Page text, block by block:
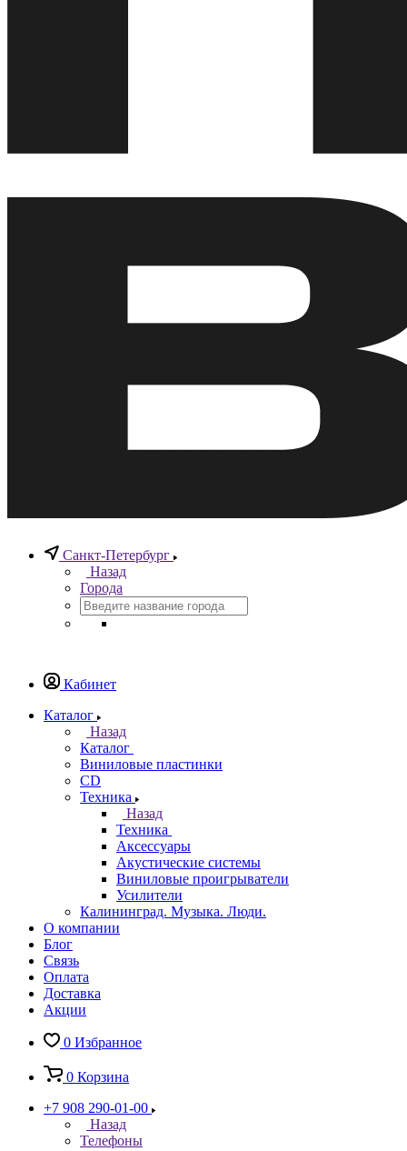
Санкт-Петербург
Назад
Города
Кабинет
Каталог
Назад
Каталог
Виниловые пластинки
CD
Техника
Назад
Техника
Аксессуары
Акустические системы
Виниловые проигрыватели
Усилители
Калининград. Музыка. Люди.
О компании
Блог
Связь
Оплата
Доставка
Акции
0 Избранное
0 Корзина
+7 908 290-01-00
Назад
Телефоны